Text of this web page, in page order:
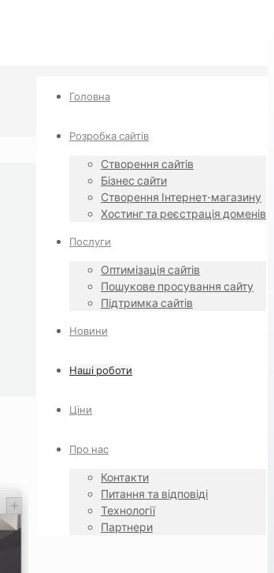
Головна
Розробка сайтів
Створення сайтів
Бізнес сайти
Створення Інтернет-магазину
Хостинг та реєстрація доменів
Послуги
Оптимізація сайтів
Пошукове просування сайту
Підтримка сайтів
Новини
Наші роботи
Ціни
Про нас
Контакти
Питання та відповіді
Технології
Партнери